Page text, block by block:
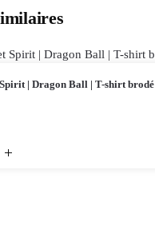
| Dragon Ball | T-shirt brodé